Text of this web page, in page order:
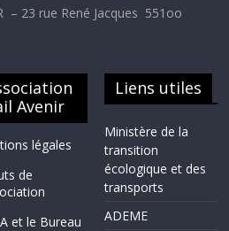
– 23 rue René Jacques 551oo
Avenir
légales
de
et le Bureau
Liens utiles
Ministère de la
transition
écologique et des
transports
ADEME